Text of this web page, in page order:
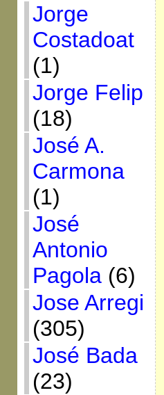
Jorge
Costadoat
(1)
Jorge Felip
(18)
José A.
Carmona
(1)
José
Antonio
Pagola(6)
Jose Arregi
(305)
José Bada
(23)